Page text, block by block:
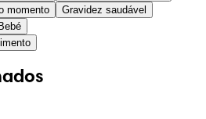
momento
Gravidez saudável